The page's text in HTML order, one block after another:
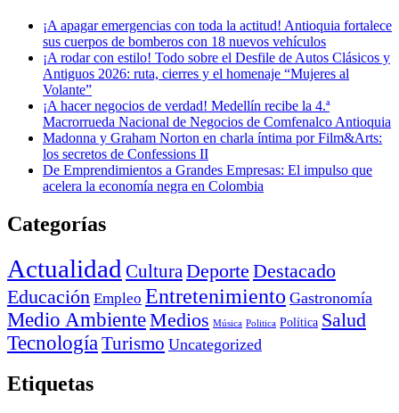
¡A apagar emergencias con toda la actitud! Antioquia fortalece
sus cuerpos de bomberos con 18 nuevos vehículos
¡A rodar con estilo! Todo sobre el Desfile de Autos Clásicos y
Antiguos 2026: ruta, cierres y el homenaje “Mujeres al
Volante”
¡A hacer negocios de verdad! Medellín recibe la 4.ª
Macrorrueda Nacional de Negocios de Comfenalco Antioquia
Madonna y Graham Norton en charla íntima por Film&Arts:
los secretos de Confessions II
De Emprendimientos a Grandes Empresas: El impulso que
acelera la economía negra en Colombia
Categorías
Actualidad Cultura Deporte Destacado
Educación Empleo Entretenimiento Gastronomía
Medio AmbienteMedios Música Politica Política Salud
Tecnología Turismo Uncategorized
Etiquetas